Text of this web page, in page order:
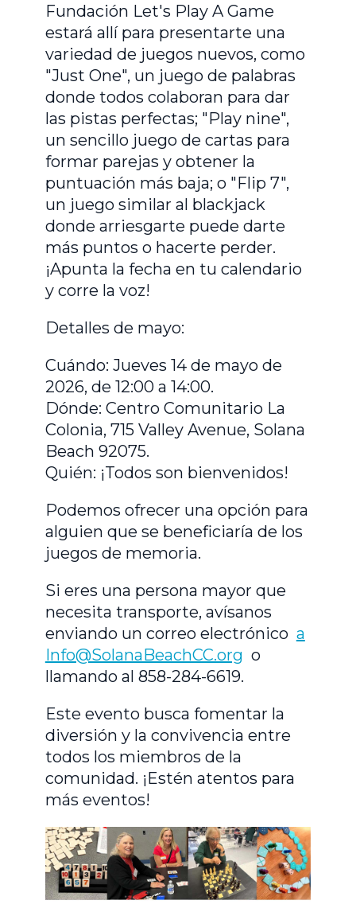
Fundación Let's Play A Game
estará allí para presentarte una
variedad de juegos nuevos, como
"Just One", un juego de palabras
donde todos colaboran para dar
las pistas perfectas; "Play nine",
un sencillo juego de cartas para
formar parejas y obtener la
puntuación más baja; o "Flip 7",
un juego similar al blackjack
donde arriesgarte puede darte
más puntos o hacerte perder.
¡Apunta la fecha en tu calendario
y corre la voz!
Detalles de mayo:
Cuándo: Jueves 14 de mayo de
2026, de 12:00 a 14:00.
Dónde: Centro Comunitario La
Colonia, 715 Valley Avenue, Solana
Beach 92075.
Quién: ¡Todos son bienvenidos!
Podemos ofrecer una opción para
alguien que se beneficiaría de los
juegos de memoria.
Si eres una persona mayor que
necesita transporte, avísanos
enviando un correo electrónico a
Info@SolanaBeachCC.org o
llamando al 858-284-6619.
Este evento busca fomentar la
diversión y la convivencia entre
todos los miembros de la
comunidad. ¡Estén atentos para
más eventos!